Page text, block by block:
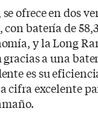
ofrece en dos
batería de
y la Long
a una
es su
cifra excelente